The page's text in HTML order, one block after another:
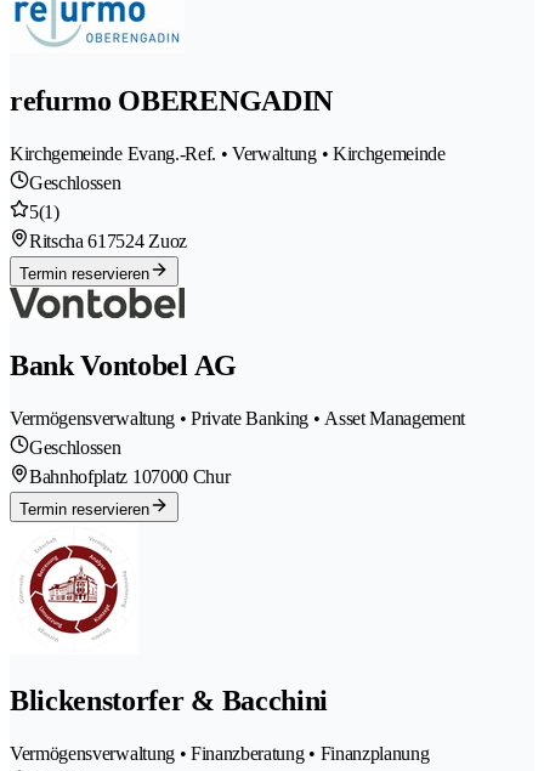
refurmo OBERENGADIN
Kirchgemeinde Evang.-Ref. • Verwaltung • Kirchgemeinde
Geschlossen
5(1)
Ritscha 61 7524 Zuoz
Termin reservieren
Bank Vontobel AG
Vermögensverwaltung • Private Banking • Asset Management
Geschlossen
Bahnhofplatz 107000 Chur
Termin reservieren
Blickenstorfer & Bacchini
Vermögensverwaltung • Finanzberatung • Finanzplanung